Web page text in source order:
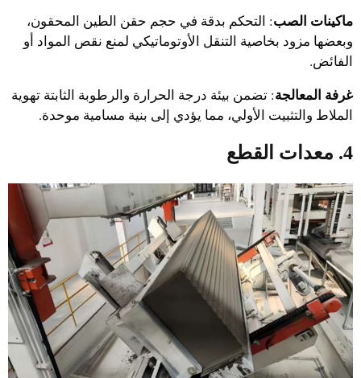
ماكينات الصب: التحكم بدقة في حجم حقن الطين المحقون،
وبعضها مزود بخاصية التنقل الأوتوماتيكي لمنع نقص المواد أو
الفائض.
غرفة المعالجة: تضمن بيئة درجة الحرارة والرطوبة الثابتة تهوية
الملاط والتثبيت الأولي، مما يؤدي إلى بنية مسامية موحدة.
4. معدات القطع